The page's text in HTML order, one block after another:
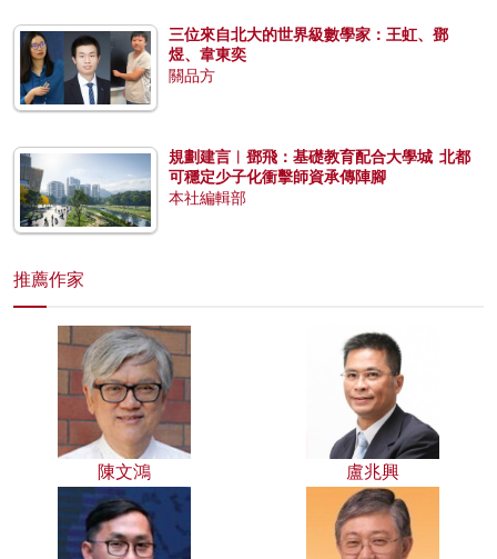
三位來自北大的世界級數學家：王虹、鄧
煜、韋東奕
關品方
規劃建言︱鄧飛：基礎教育配合大學城 北都
可穩定少子化衝擊師資承傳陣腳
本社編輯部
推薦作家
陳文鴻 盧兆興